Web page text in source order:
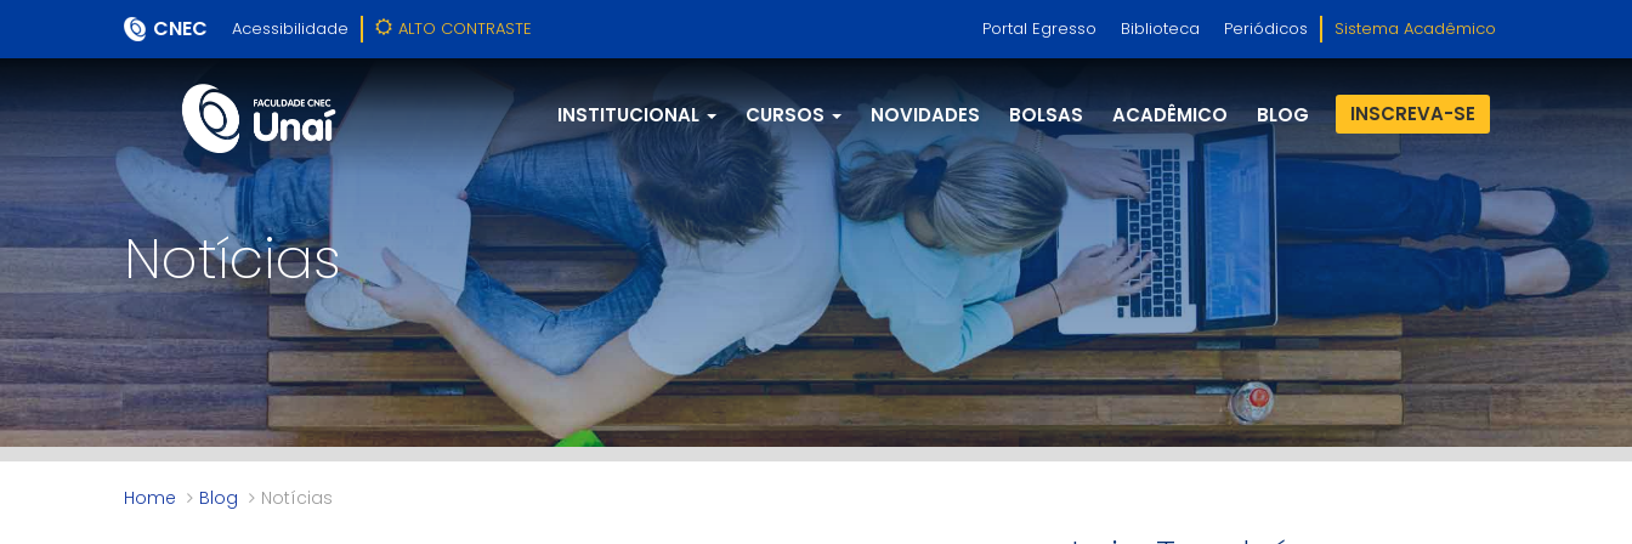
CNEC Acessibilidade ALTO CONTRASTE Portal Egresso Biblioteca Periódicos Sistema Acadêmico
INSTITUCIONAL CURSOS NOVIDADES BOLSAS ACADÊMICO BLOG INSCREVA-SE
Notícias
Home Blog Notícias